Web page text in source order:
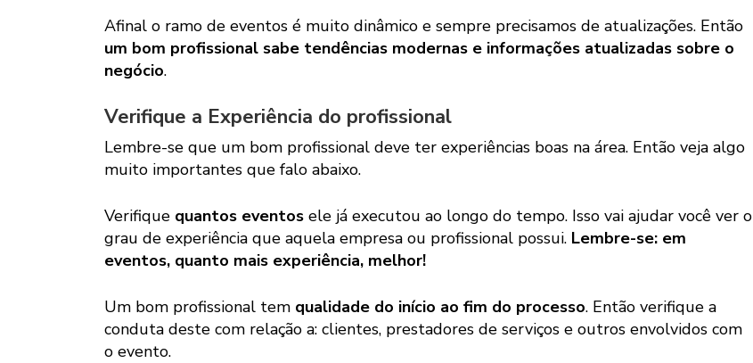
Afinal o ramo de eventos é muito dinâmico e sempre precisamos de atualizações. Então
um bom profissional sabe tendências modernas e informações atualizadas sobre o
negócio.
Verifique a Experiência do profissional
Lembre-se que um bom profissional deve ter experiências boas na área. Então veja algo
muito importantes que falo abaixo.
Verifique quantos eventos ele já executou ao longo do tempo. Isso vai ajudar você ver o
grau de experiência que aquela empresa ou profissional possui. Lembre-se: em
eventos, quanto mais experiência, melhor!
Um bom profissional tem qualidade do início ao fim do processo. Então verifique a
conduta deste com relação a: clientes, prestadores de serviços e outros envolvidos com
o evento.